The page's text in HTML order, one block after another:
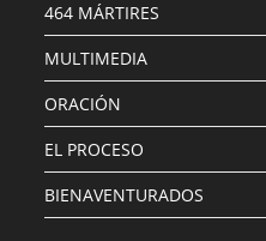
464 MÁRTIRES
MULTIMEDIA
ORACIÓN
EL PROCESO
BIENAVENTURADOS